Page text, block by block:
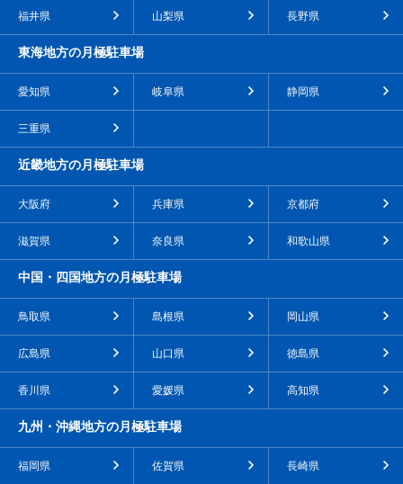
福井県 山梨県 長野県
東海地方の月極駐車場
愛知県 岐阜県 静岡県
三重県
近畿地方の月極駐車場
大阪府 兵庫県 京都府
滋賀県 奈良県 和歌山県
中国・四国地方の月極駐車場
鳥取県 島根県 岡山県
広島県 山口県 徳島県
香川県 愛媛県 高知県
九州・沖縄地方の月極駐車場
福岡県 佐賀県 長崎県